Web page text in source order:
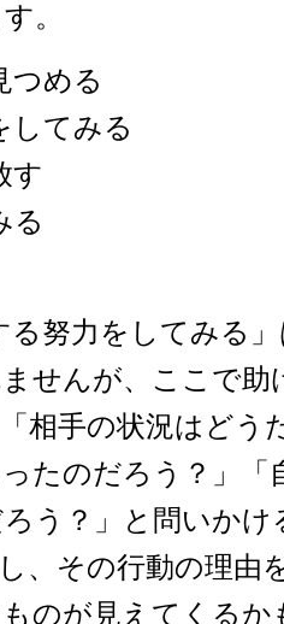
。
つめる
してみる
す
る
努力をしてみる
せんが、ここで助
相手の状況はどう
たのだろう？」「
う？」と問いかけ
、その行動の理由
のが見えてくるか